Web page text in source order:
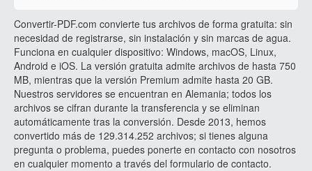
Convertir-PDF.com convierte tus archivos de forma gratuita: sin
necesidad de registrarse, sin instalación y sin marcas de agua.
Funciona en cualquier dispositivo: Windows, macOS, Linux,
Android e iOS. La versión gratuita admite archivos de hasta 750
MB, mientras que la versión Premium admite hasta 20 GB.
Nuestros servidores se encuentran en Alemania; todos los
archivos se cifran durante la transferencia y se eliminan
automáticamente tras la conversión. Desde 2013, hemos
convertido más de 129.314.252 archivos; si tienes alguna
pregunta o problema, puedes ponerte en contacto con nosotros
en cualquier momento a través del formulario de contacto.